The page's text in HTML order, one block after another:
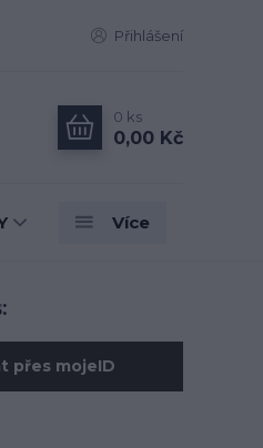
Přihlášení
0 ks
0,00 Kč
Více
přes mojeID